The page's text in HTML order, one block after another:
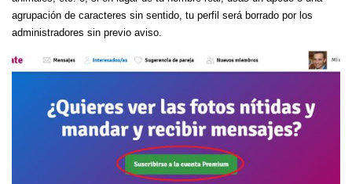
agrupación de caracteres sin sentido, tu perfil será borrado por los
administradores sin previo aviso.